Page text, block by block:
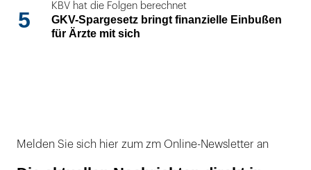
5
KBV hat die Folgen berechnet
GKV-Spargesetz bringt finanzielle Einbußen
für Ärzte mit sich
Melden Sie sich hier zum zm Online-Newsletter an